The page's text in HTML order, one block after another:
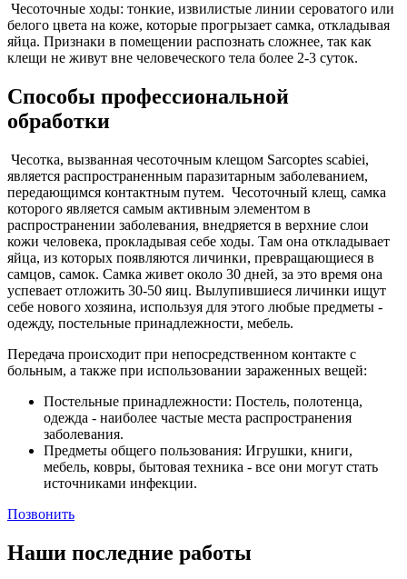
Чесоточные ходы: тонкие, извилистые линии сероватого или
белого цвета на коже, которые прогрызает самка, откладывая
яйца. Признаки в помещении распознать сложнее, так как
клещи не живут вне человеческого тела более 2-3 суток.
Способы профессиональной
обработки
Чесотка, вызванная чесоточным клещом Sarcoptes scabiei,
является распространенным паразитарным заболеванием,
передающимся контактным путем. Чесоточный клещ, самка
которого является самым активным элементом в
распространении заболевания, внедряется в верхние слои
кожи человека, прокладывая себе ходы. Там она откладывает
яйца, из которых появляются личинки, превращающиеся в
самцов, самок. Самка живет около 30 дней, за это время она
успевает отложить 30-50 яиц. Вылупившиеся личинки ищут
себе нового хозяина, используя для этого любые предметы -
одежду, постельные принадлежности, мебель.
Передача происходит при непосредственном контакте с
больным, а также при использовании зараженных вещей:
Постельные принадлежности: Постель, полотенца,
одежда - наиболее частые места распространения
заболевания.
Предметы общего пользования: Игрушки, книги,
мебель, ковры, бытовая техника - все они могут стать
источниками инфекции.
Позвонить
Наши последние работы